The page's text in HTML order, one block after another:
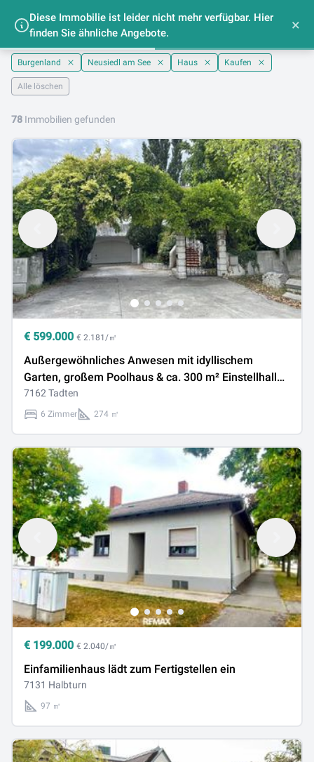
Häuser kaufen im Bezirk Neusiedl am See -
lib.at
Burgenland Neusiedl am See Haus Kaufen
Alle löschen
78 Immobilien gefunden
€ 599.000 € 2.181/㎡
Außergewöhnliches Anwesen mit idyllischem
Garten, großem Poolhaus & ca. 300 m² Einstellhalle
in Tadten
7162 Tadten
6 Zimmer 274 ㎡
€ 199.000 € 2.040/㎡
Einfamilienhaus lädt zum Fertigstellen ein
7131 Halbturn
97 ㎡
Diese Immobilie ist leider nicht mehr verfügbar. Hier
finden Sie ähnliche Angebote.
×